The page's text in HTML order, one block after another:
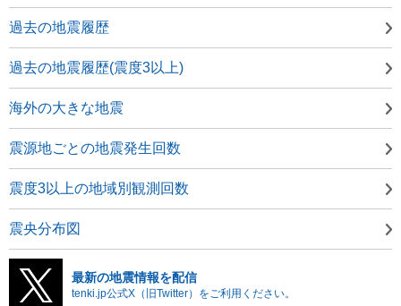
過去の地震履歴
過去の地震履歴(震度3以上)
海外の大きな地震
震源地ごとの地震発生回数
震度3以上の地域別観測回数
震央分布図
最新の地震情報を配信
tenki.jp公式X（旧Twitter）をご利用ください。